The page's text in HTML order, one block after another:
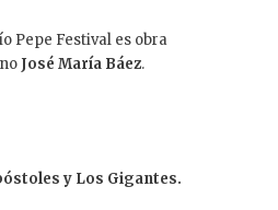
Pepe Festival es obra
José María Báez.
y Los Gigantes.